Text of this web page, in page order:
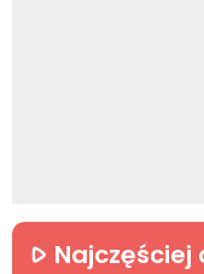
Najczęściej